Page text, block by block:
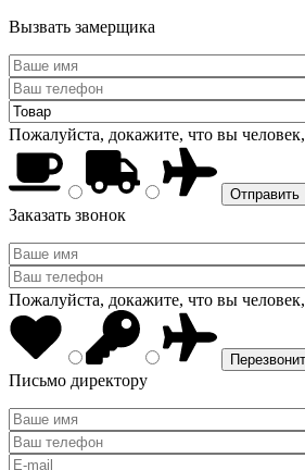
Вызвать замерщика
Пожалуйста, докажите, что вы
Заказать звонок
Пожалуйста, докажите, что вы
Письмо директору